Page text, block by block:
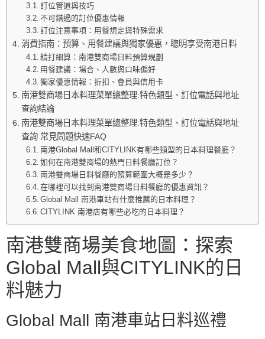
訂位管道與技巧
不可錯過的訂位優惠情報
訂位注意事項：用餐規定與特殊需求
消費指南：預算、用餐建議與獨家優惠，聰明享受南港日料
精打細算：南港雙商場日料預算規劃
用餐建議：場合、人數與口味偏好
獨家優惠情報：折扣、會員與信用卡
南港雙商場日本料理菜單總整理:特色類型、訂位電話與地址
查詢結論
南港雙商場日本料理菜單總整理:特色類型、訂位電話與地址
查詢 常見問題快速FAQ
南港Global Mall和CITYLINK有哪些類型的日本料理餐廳？
如何在南港雙商場的熱門日料餐廳訂位？
南港雙商場日料餐廳的預算範圍大概是多少？
在哪裡可以找到南港雙商場日料餐廳的優惠資訊？
Global Mall 南港車站有什麼推薦的日本料理？
CITYLINK 南港店有哪些必吃的日本料理？
南港雙商場美食地圖：探索
Global Mall與CITYLINK的日
料魅力
Global Mall 南港車站日料巡禮